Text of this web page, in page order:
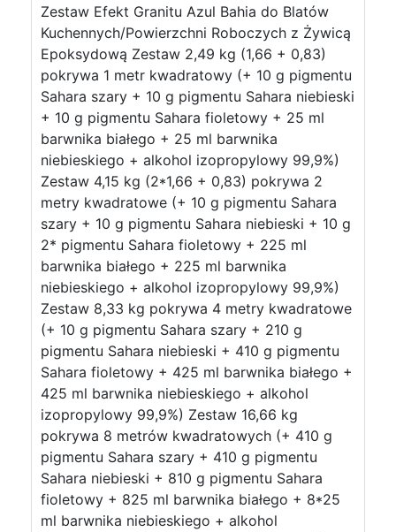
Zestaw Efekt Granitu Azul Bahia do Blatów
Kuchennych/Powierzchni Roboczych z Żywicą
Epoksydową Zestaw 2,49 kg (1,66 + 0,83)
pokrywa 1 metr kwadratowy (+ 10 g pigmentu
Sahara szary + 10 g pigmentu Sahara niebieski
+ 10 g pigmentu Sahara fioletowy + 25 ml
barwnika białego + 25 ml barwnika
niebieskiego + alkohol izopropylowy 99,9%)
Zestaw 4,15 kg (2*1,66 + 0,83) pokrywa 2
metry kwadratowe (+ 10 g pigmentu Sahara
szary + 10 g pigmentu Sahara niebieski + 10 g
2* pigmentu Sahara fioletowy + 225 ml
barwnika białego + 225 ml barwnika
niebieskiego + alkohol izopropylowy 99,9%)
Zestaw 8,33 kg pokrywa 4 metry kwadratowe
(+ 10 g pigmentu Sahara szary + 210 g
pigmentu Sahara niebieski + 410 g pigmentu
Sahara fioletowy + 425 ml barwnika białego +
425 ml barwnika niebieskiego + alkohol
izopropylowy 99,9%) Zestaw 16,66 kg
pokrywa 8 metrów kwadratowych (+ 410 g
pigmentu Sahara szary + 410 g pigmentu
Sahara niebieski + 810 g pigmentu Sahara
fioletowy + 825 ml barwnika białego + 8*25
ml barwnika niebieskiego + alkohol